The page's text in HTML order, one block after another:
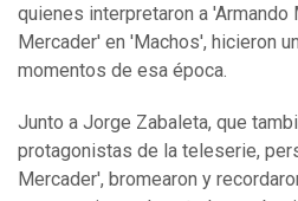
quienes interpretaron a 'Armando
Mercader' en 'Machos', hicieron
momentos de esa época.
Junto a Jorge Zabaleta, que
protagonistas de la teleserie,
Mercader', bromearon y